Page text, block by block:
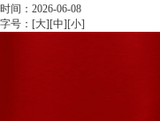
时间：2026-06-08
字号：[大][中][小]